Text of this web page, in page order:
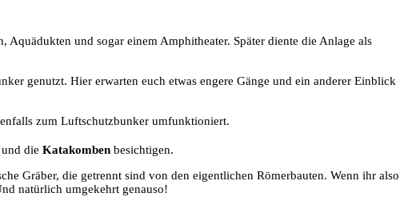
und sogar einem Amphitheater. Später diente die Anlage als
genutzt. Hier erwarten euch etwas engere Gänge und ein anderer Einblick
zum Luftschutzbunker umfunktioniert.
die Katakomben besichtigen.
Gräber, die getrennt sind von den eigentlichen Römerbauten. Wenn ihr also
natürlich umgekehrt genauso!